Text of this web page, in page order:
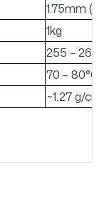
1.75mm
1kg
255 –
70 – 80°C
~1.27 g/